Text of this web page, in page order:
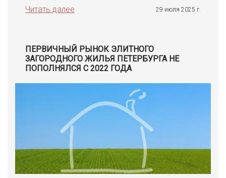
Читать далее
29 июля 2025 г.
ПЕРВИЧНЫЙ РЫНОК ЭЛИТНОГО
ЗАГОРОДНОГО ЖИЛЬЯ ПЕТЕРБУРГА НЕ
ПОПОЛНЯЛСЯ С 2022 ГОДА